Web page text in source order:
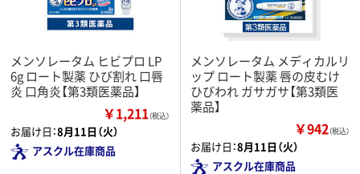
メンソレータム ヒビプロ LP
6g ロート製薬 ひび割れ 口唇
炎 口角炎【第3類医薬品】
￥1,211（税込）
お届け日：8月11日（火）
アスクル在庫商品
メンソレータム メディカルリ
ップ ロート製薬 唇の皮むけ
ひびわれ ガサガサ【第3類医
薬品】
￥942（税込）
お届け日：8月11日（火）
アスクル在庫商品